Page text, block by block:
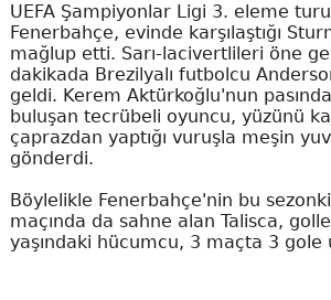
UEFA Şampiyonlar Ligi 3. eleme
Fenerbahçe, evinde karşılaştığı
mağlup etti. Sarı-lacivertlileri öne
dakikada Brezilyalı futbolcu
geldi. Kerem Aktürkoğlu'nun
buluşan tecrübeli oyuncu, yüzünü
çaprazdan yaptığı vuruşla meşin
gönderdi.
Böylelikle Fenerbahçe'nin bu
maçında da sahne alan Talisca,
yaşındaki hücumcu, 3 maçta 3 gole